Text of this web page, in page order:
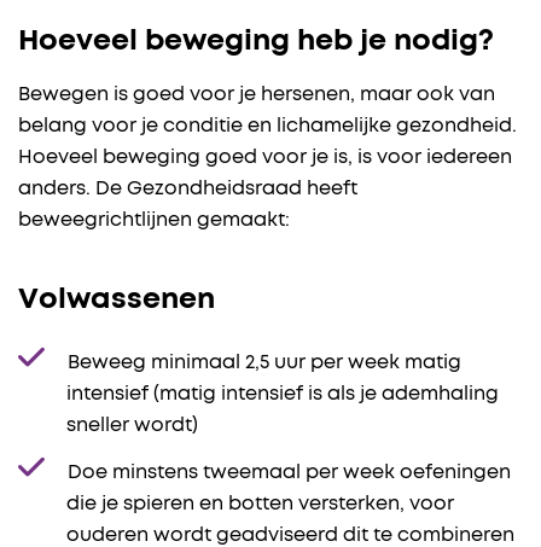
Hoeveel beweging heb je nodig?
Bewegen is goed voor je hersenen, maar ook van
belang voor je conditie en lichamelijke gezondheid.
Hoeveel beweging goed voor je is, is voor iedereen
anders. De Gezondheidsraad heeft
beweegrichtlijnen gemaakt:
Volwassenen
Beweeg minimaal 2,5 uur per week matig
intensief (matig intensief is als je ademhaling
sneller wordt)
Doe minstens tweemaal per week oefeningen
die je spieren en botten versterken, voor
ouderen wordt geadviseerd dit te combineren